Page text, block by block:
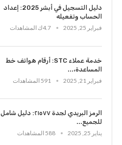
دليل التسجيل في أبشر 2025: إعداد
الحساب وتفعيله
فبراير 25, 2025
4.7ك المشاهدات
خدمة عملاء STC: أرقام هواتف خط
المساعدة،...
فبراير 21, 2025
591 المشاهدات
الرمز البريدي لجدة ٢١٥٧٧: دليل شامل
للجميع...
يناير 25, 2025
588 المشاهدات